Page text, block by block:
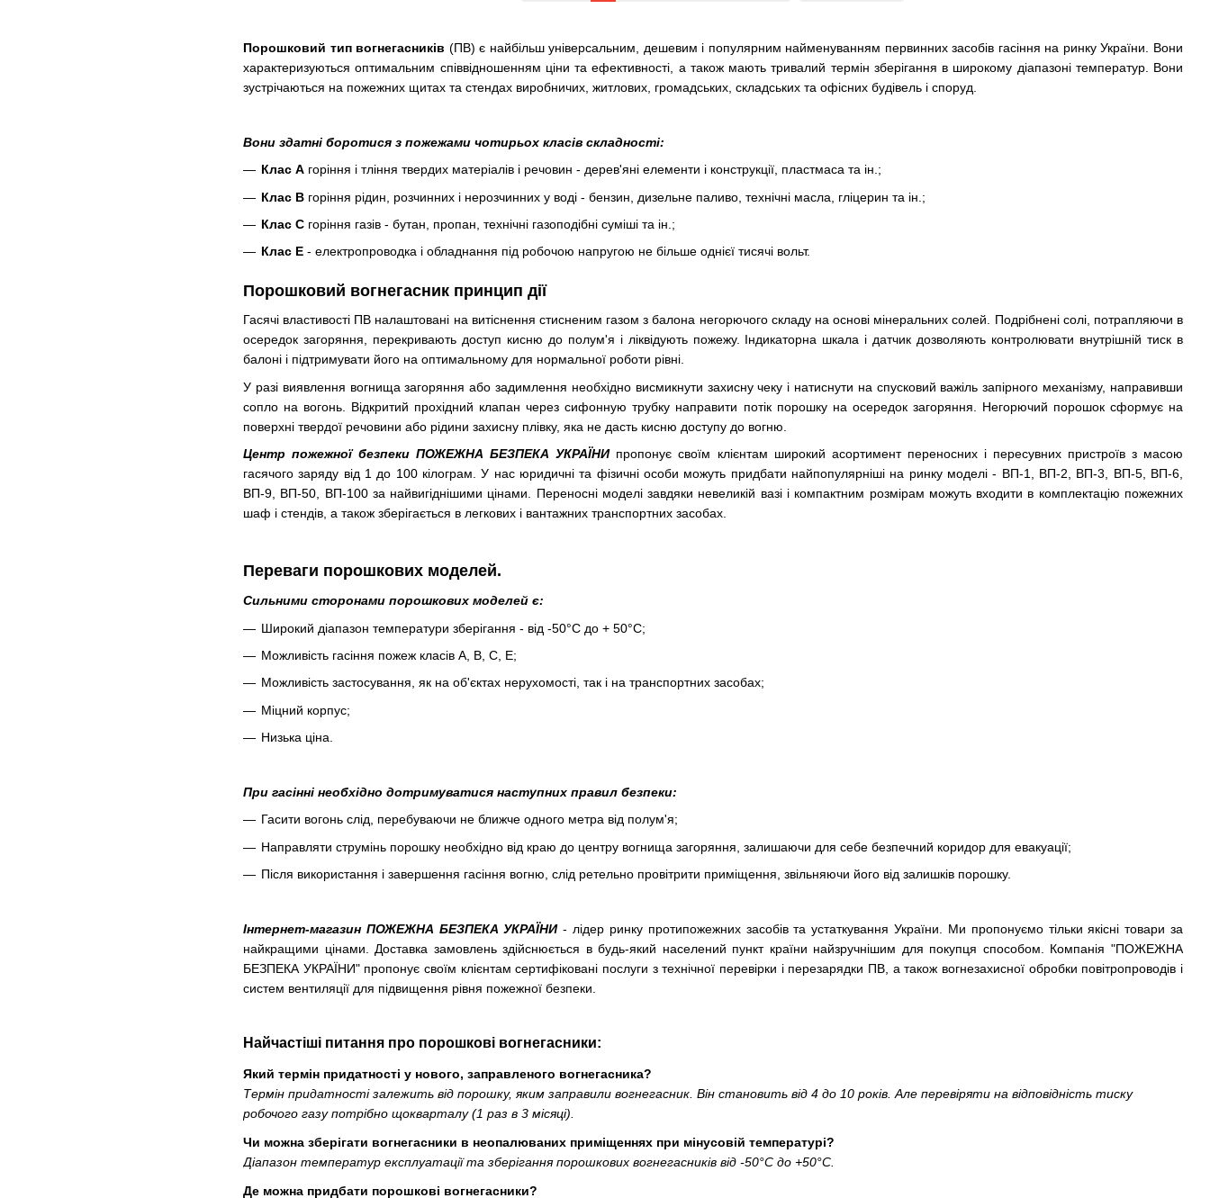
Порошковий тип вогнегасників (ПВ) є найбільш універсальним, дешевим і популярним найменуванням первинних засобів гасіння на ринку України. Вони
характеризуються оптимальним співвідношенням ціни та ефективності, а також мають тривалий термін зберігання в широкому діапазоні температур. Вони
зустрічаються на пожежних щитах та стендах виробничих, житлових, громадських, складських та офісних будівель і споруд.
Вони здатні боротися з пожежами чотирьох класів складності:
Клас А горіння і тління твердих матеріалів і речовин - дерев'яні елементи і конструкції, пластмаса та ін.;
Клас В горіння рідин, розчинних і нерозчинних у воді - бензин, дизельне паливо, технічні масла, гліцерин та ін.;
Клас С горіння газів - бутан, пропан, технічні газоподібні суміші та ін.;
Клас Е - електропроводка і обладнання під робочою напругою не більше однієї тисячі вольт.
Порошковий вогнегасник принцип дії
Гасячі властивості ПВ налаштовані на витіснення стисненим газом з балона негорючого складу на основі мінеральних солей. Подрібнені солі, потрапляючи в
осередок загоряння, перекривають доступ кисню до полум'я і ліквідують пожежу. Індикаторна шкала і датчик дозволяють контролювати внутрішній тиск в
балоні і підтримувати його на оптимальному для нормальної роботи рівні.
У разі виявлення вогнища загоряння або задимлення необхідно висмикнути захисну чеку і натиснути на спусковий важіль запірного механізму, направивши
сопло на вогонь. Відкритий прохідний клапан через сифонную трубку направити потік порошку на осередок загоряння. Негорючий порошок сформує на
поверхні твердої речовини або рідини захисну плівку, яка не дасть кисню доступу до вогню.
Центр пожежної безпеки ПОЖЕЖНА БЕЗПЕКА УКРАЇНИпропонує своїм клієнтам широкий асортимент переносних і пересувних пристроїв з масою
гасячого заряду від 1 до 100 кілограм. У нас юридичні та фізичні особи можуть придбати найпопулярніші на ринку моделі - ВП-1, ВП-2, ВП-3, ВП-5, ВП-6,
ВП-9, ВП-50, ВП-100 за найвигіднішими цінами. Переносні моделі завдяки невеликій вазі і компактним розмірам можуть входити в комплектацію пожежних
шаф і стендів, а також зберігається в легкових і вантажних транспортних засобах.
Переваги порошкових моделей.
Сильними сторонами порошкових моделей є:
Широкий діапазон температури зберігання - від -50°С до + 50°С;
Можливість гасіння пожеж класів А, В, С, Е;
Можливість застосування, як на об'єктах нерухомості, так і на транспортних засобах;
Міцний корпус;
Низька ціна.
При гасінні необхідно дотримуватися наступних правил безпеки:
Гасити вогонь слід, перебуваючи не ближче одного метра від полум'я;
Направляти струмінь порошку необхідно від краю до центру вогнища загоряння, залишаючи для себе безпечний коридор для евакуації;
Після використання і завершення гасіння вогню, слід ретельно провітрити приміщення, звільняючи його від залишків порошку.
Інтернет-магазин ПОЖЕЖНА БЕЗПЕКА УКРАЇНИ- лідер ринку протипожежних засобів та устаткування України. Ми пропонуємо тільки якісні товари за
найкращими цінами. Доставка замовлень здійснюється в будь-який населений пункт країни найзручнішим для покупця способом. Компанія "ПОЖЕЖНА
БЕЗПЕКА УКРАЇНИ" пропонує своїм клієнтам сертифіковані послуги з технічної перевірки і перезарядки ПВ, а також вогнезахисної обробки повітропроводів і
систем вентиляції для підвищення рівня пожежної безпеки.
Найчастіші питання про порошкові вогнегасники:
Який термін придатності у нового, заправленого вогнегасника?
Термін придатності залежить від порошку, яким заправили вогнегасник. Він становить від 4 до 10 років. Але перевіряти на відповідність тиску
робочого газу потрібно щокварталу (1 раз в 3 місяці).
Чи можна зберігати вогнегасники в неопалюваних приміщеннях при мінусовій температурі?
Діапазон температур експлуатації та зберігання порошкових вогнегасників від -50°С до +50°С.
Де можна придбати порошкові вогнегасники?